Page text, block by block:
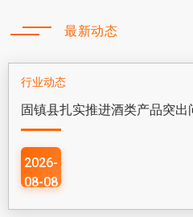
最新动态
行业动态
固镇县扎实推进酒类产品突
2026-
08-08